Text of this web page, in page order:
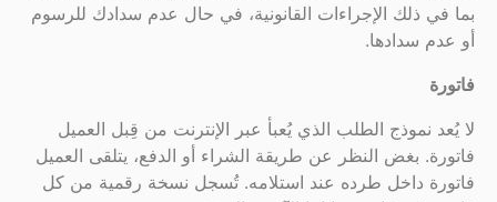
بما في ذلك الإجراءات القانونية، في حال عدم سدادك للرسوم
أو عدم سدادها.
فاتورة
لا يُعد نموذج الطلب الذي يُعبأ عبر الإنترنت من قِبل العميل
فاتورة. بغض النظر عن طريقة الشراء أو الدفع، يتلقى العميل
فاتورة داخل طرده عند استلامه. تُسجل نسخة رقمية من كل